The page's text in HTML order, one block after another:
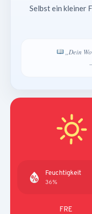
Selbst ein kleiner
„Dein
Feuchtigkeit
36%
FRE